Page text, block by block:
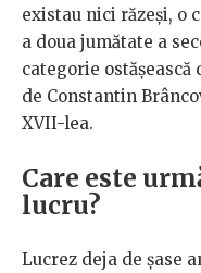
existau nici răzeşi, o
a doua jumătate a
categorie
de Constantin
XVII-lea.
Care este
lucru?
Lucrez deja de şase